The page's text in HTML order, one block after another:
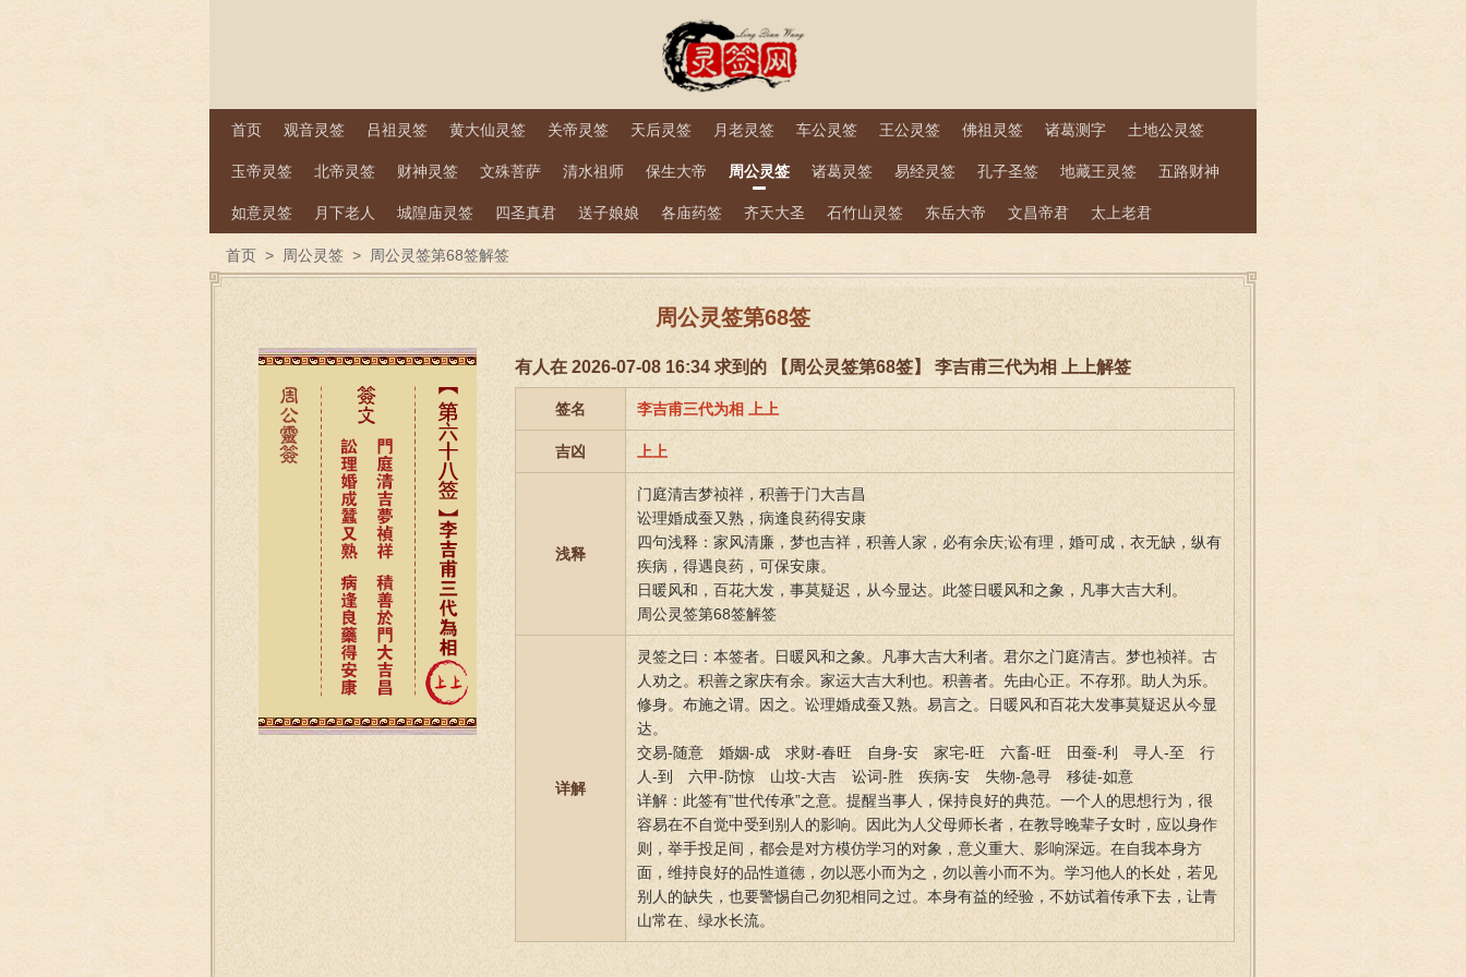
首页 观音灵签 吕祖灵签 黄大仙灵签 关帝灵签 天后灵签 月老灵签 车公灵签 王公灵签 佛祖灵签 诸葛测字 土地公灵签
玉帝灵签 北帝灵签 财神灵签 文殊菩萨 清水祖师 保生大帝 周公灵签 诸葛灵签 易经灵签 孔子圣签 地藏王灵签 五路财神
如意灵签 月下老人 城隍庙灵签 四圣真君 送子娘娘 各庙药签 齐天大圣 石竹山灵签 东岳大帝 文昌帝君 太上老君
首页 > 周公灵签 > 周公灵签第68签解签
周公灵签第68签
有人在 2026-07-08 16:34 求到的 【周公灵签第68签】 李吉甫三代为相 上上解签
签名 李吉甫三代为相 上上
吉凶 上上
浅释
门庭清吉梦祯祥，积善于门大吉昌
讼理婚成蚕又熟，病逢良药得安康
四句浅释：家风清廉，梦也吉祥，积善人家，必有余庆;讼有理，婚可成，衣无缺，纵有
疾病，得遇良药，可保安康。
日暖风和，百花大发，事莫疑迟，从今显达。此签日暖风和之象，凡事大吉大利。
周公灵签第68签解签
详解
灵签之曰：本签者。日暖风和之象。凡事大吉大利者。君尔之门庭清吉。梦也祯祥。古
人劝之。积善之家庆有余。家运大吉大利也。积善者。先由心正。不存邪。助人为乐。
修身。布施之谓。因之。讼理婚成蚕又熟。易言之。日暖风和百花大发事莫疑迟从今显
达。
交易-随意 婚姻-成 求财-春旺 自身-安 家宅-旺 六畜-旺 田蚕-利 寻人-至 行
人-到 六甲-防惊 山坟-大吉 讼词-胜 疾病-安 失物-急寻 移徒-如意
详解：此签有”世代传承”之意。提醒当事人，保持良好的典范。一个人的思想行为，很
容易在不自觉中受到别人的影响。因此为人父母师长者，在教导晚辈子女时，应以身作
则，举手投足间，都会是对方模仿学习的对象，意义重大、影响深远。在自我本身方
面，维持良好的品性道德，勿以恶小而为之，勿以善小而不为。学习他人的长处，若见
别人的缺失，也要警惕自己勿犯相同之过。本身有益的经验，不妨试着传承下去，让青
山常在、绿水长流。